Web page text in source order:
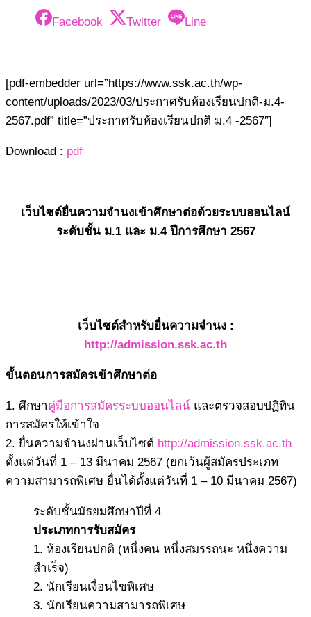
Facebook Twitter Line
[pdf-embedder url=”https://www.ssk.ac.th/wp-
content/uploads/2023/03/ประกาศรับห้องเรียนปกติ-ม.4-
2567.pdf” title=”ประกาศรับห้องเรียนปกติ ม.4 -2567″]
Download : pdf
เว็บไซต์ยื่นความจำนงเข้าศึกษาต่อด้วยระบบออนไลน์
ระดับชั้น ม.1 และ ม.4 ปีการศึกษา 2567
เว็บไซต์สำหรับยื่นความจำนง :
http://admission.ssk.ac.th
ขั้นตอนการสมัครเข้าศึกษาต่อ
1. ศึกษาคู่มือการสมัครระบบออนไลน์ และตรวจสอบปฏิทิน
การสมัครให้เข้าใจ
2. ยื่นความจำนงผ่านเว็บไซต์ http://admission.ssk.ac.th
ตั้งแต่วันที่ 1 – 13 มีนาคม 2567 (ยกเว้นผู้สมัครประเภท
ความสามารถพิเศษ ยื่นได้ตั้งแต่วันที่ 1 – 10 มีนาคม 2567)
ระดับชั้นมัธยมศึกษาปีที่ 4
ประเภทการรับสมัคร
1. ห้องเรียนปกติ (หนึ่งคน หนึ่งสมรรถนะ หนึ่งความ
สำเร็จ)
2. นักเรียนเงื่อนไขพิเศษ
3. นักเรียนความสามารถพิเศษ